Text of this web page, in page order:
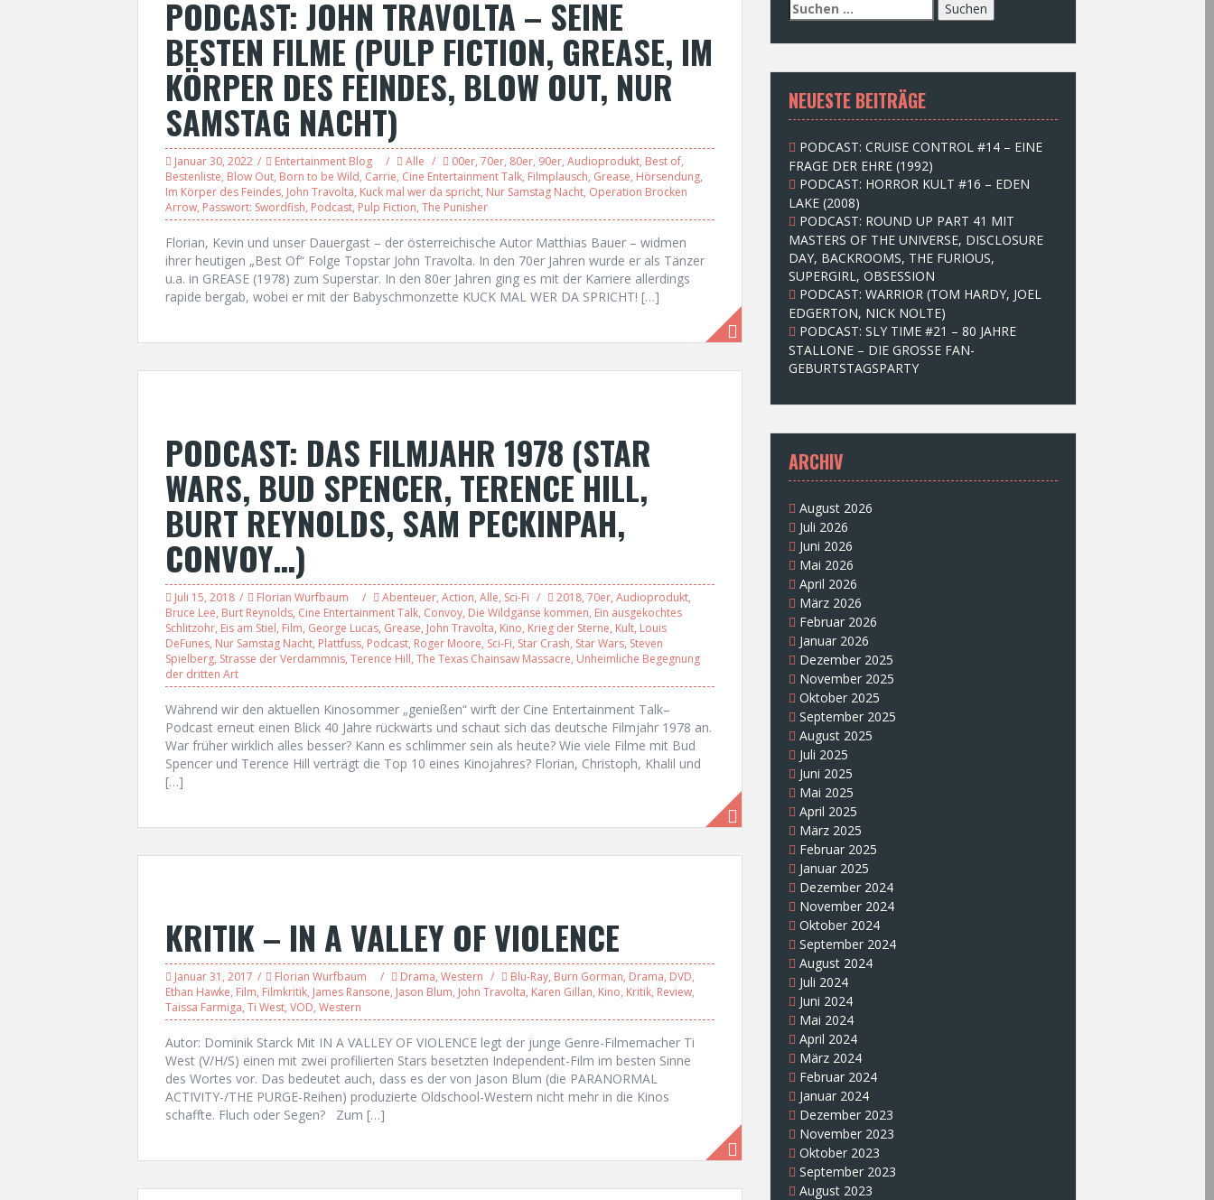
PODCAST: JOHN TRAVOLTA – SEINE
BESTEN FILME (PULP FICTION, GREASE, IM
KÖRPER DES FEINDES, BLOW OUT, NUR
SAMSTAG NACHT)
Januar 30, 2022 Entertainment Blog Alle 00er, 70er, 80er, 90er, Audioprodukt, Best of,
Bestenliste, Blow Out, Born to be Wild, Carrie, Cine Entertainment Talk, Filmplausch, Grease, Hörsendung,
Im Körper des Feindes, John Travolta, Kuck mal wer da spricht, Nur Samstag Nacht, Operation Brocken
Arrow, Passwort: Swordfish, Podcast, Pulp Fiction, The Punisher
Florian, Kevin und unser Dauergast – der österreichische Autor Matthias Bauer – widmen
ihrer heutigen „Best Of“ Folge Topstar John Travolta. In den 70er Jahren wurde er als Tänzer
u.a. in GREASE (1978) zum Superstar. In den 80er Jahren ging es mit der Karriere allerdings
rapide bergab, wobei er mit der Babyschmonzette KUCK MAL WER DA SPRICHT! […]
PODCAST: DAS FILMJAHR 1978 (STAR
WARS, BUD SPENCER, TERENCE HILL,
BURT REYNOLDS, SAM PECKINPAH,
CONVOY…)
Juli 15, 2018 Florian Wurfbaum Abenteuer, Action, Alle, Sci-Fi 2018, 70er, Audioprodukt,
Bruce Lee, Burt Reynolds, Cine Entertainment Talk, Convoy, Die Wildgänse kommen, Ein ausgekochtes
Schlitzohr, Eis am Stiel, Film, George Lucas, Grease, John Travolta, Kino, Krieg der Sterne, Kult, Louis
DeFunes, Nur Samstag Nacht, Plattfuss, Podcast, Roger Moore, Sci-Fi, Star Crash, Star Wars, Steven
Spielberg, Strasse der Verdammnis, Terence Hill, The Texas Chainsaw Massacre, Unheimliche Begegnung
der dritten Art
Während wir den aktuellen Kinosommer „genießen“ wirft der Cine Entertainment Talk–
Podcast erneut einen Blick 40 Jahre rückwärts und schaut sich das deutsche Filmjahr 1978 an.
War früher wirklich alles besser? Kann es schlimmer sein als heute? Wie viele Filme mit Bud
Spencer und Terence Hill verträgt die Top 10 eines Kinojahres? Florian, Christoph, Khalil und
[…]
KRITIK – IN A VALLEY OF VIOLENCE
Januar 31, 2017 Florian Wurfbaum Drama, Western Blu-Ray, Burn Gorman, Drama, DVD,
Ethan Hawke, Film, Filmkritik, James Ransone, Jason Blum, John Travolta, Karen Gillan, Kino, Kritik, Review,
Taissa Farmiga, Ti West, VOD, Western
Autor: Dominik Starck Mit IN A VALLEY OF VIOLENCE legt der junge Genre-Filmemacher Ti
West (V/H/S) einen mit zwei profilierten Stars besetzten Independent-Film im besten Sinne
des Wortes vor. Das bedeutet auch, dass es der von Jason Blum (die PARANORMAL
ACTIVITY-/THE PURGE-Reihen) produzierte Oldschool-Western nicht mehr in die Kinos
schaffte. Fluch oder Segen? Zum […]
S
u
c
e
n
n
c
h
:
NEUESTE BEITRÄGE
PODCAST: CRUISE CONTROL #14 – EINE
FRAGE DER EHRE (1992)
PODCAST: HORROR KULT #16 – EDEN
LAKE (2008)
PODCAST: ROUND UP PART 41 MIT
MASTERS OF THE UNIVERSE, DISCLOSURE
DAY, BACKROOMS, THE FURIOUS,
SUPERGIRL, OBSESSION
PODCAST: WARRIOR (TOM HARDY, JOEL
EDGERTON, NICK NOLTE)
PODCAST: SLY TIME #21 – 80 JAHRE
STALLONE – DIE GROSSE FAN-
GEBURTSTAGSPARTY
ARCHIV
August 2026
Juli 2026
Juni 2026
Mai 2026
April 2026
März 2026
Februar 2026
Januar 2026
Dezember 2025
November 2025
Oktober 2025
September 2025
August 2025
Juli 2025
Juni 2025
Mai 2025
April 2025
März 2025
Februar 2025
Januar 2025
Dezember 2024
November 2024
Oktober 2024
September 2024
August 2024
Juli 2024
Juni 2024
Mai 2024
April 2024
März 2024
Februar 2024
Januar 2024
Dezember 2023
November 2023
Oktober 2023
September 2023
August 2023